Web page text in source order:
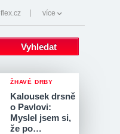
více
ŽHAVÉ DRBY
Kalousek drsně
o Pavlovi:
Myslel jsem si,
že po…